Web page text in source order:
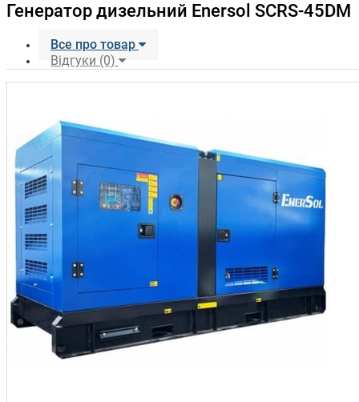
Генератор дизельний Enersol SCRS-45DM
Все про товар
Відгуки (0)